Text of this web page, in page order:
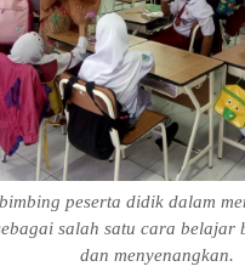
peserta didik dalam
salah satu cara belajar
dan menyenangkan.